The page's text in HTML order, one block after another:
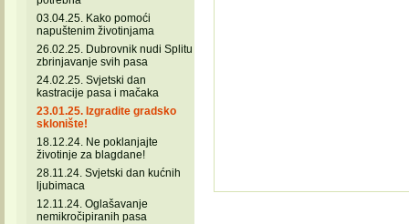
03.04.25. Kako pomoći
napuštenim životinjama
26.02.25. Dubrovnik nudi Splitu
zbrinjavanje svih pasa
24.02.25. Svjetski dan
kastracije pasa i mačaka
23.01.25. Izgradite gradsko
sklonište!
18.12.24. Ne poklanjajte
životinje za blagdane!
28.11.24. Svjetski dan kućnih
ljubimaca
12.11.24. Oglašavanje
nemikročipiranih pasa